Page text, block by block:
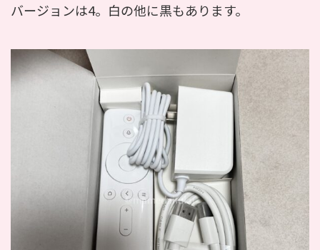
バージョンは4。白の他に黒もあります。